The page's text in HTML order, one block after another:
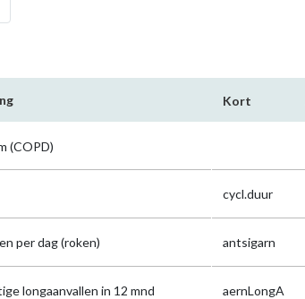
Kort
(COPD)
cycl.duur
per dag (roken) antsigarn
longaanvallen in 12 mnd aernLongA